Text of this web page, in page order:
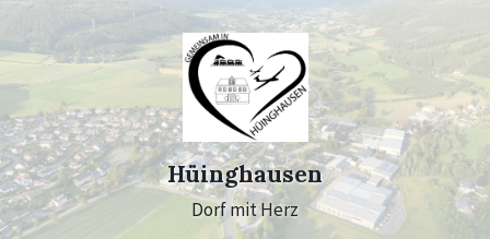
Skip
content
Skip
main
navigation
Skip
footer
Hüinghausen
Dorf mit Herz